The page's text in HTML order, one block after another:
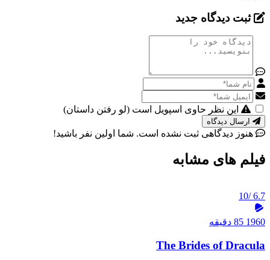
ثبت دیدگاه جدید
این نظر حاوی اسپویل است (لو رفتن داستان)
هنوز دیدگاهی ثبت نشده است. شما اولین نفر باشید!
فیلم های مشابه
6.7
/10
1960 85 دقیقه
The Brides of Dracula